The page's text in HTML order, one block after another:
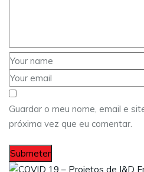
Guardar o meu nome, email e
próxima vez que eu comentar.